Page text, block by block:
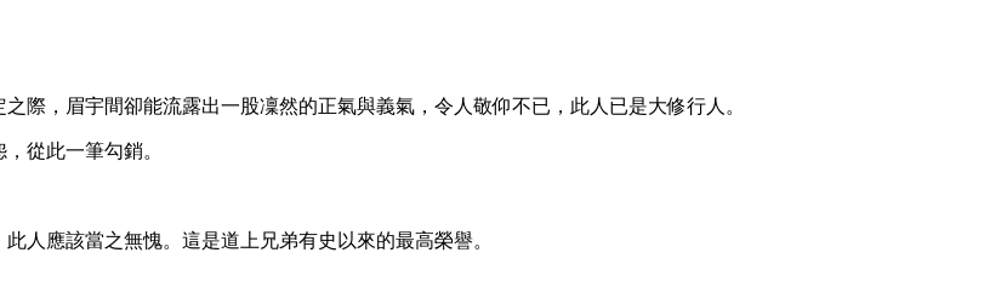
際，眉宇間卻能流露出一股凜然的正氣與義氣，令人敬仰不已，此人已是大修行人。
從此一筆勾銷。
人應該當之無愧。這是道上兄弟有史以來的最高榮譽。